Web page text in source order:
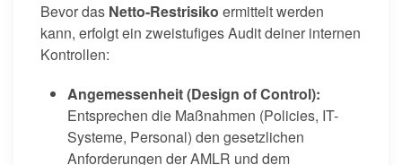
Bevor das Netto-Restrisiko ermittelt werden
kann, erfolgt ein zweistufiges Audit deiner internen
Kontrollen:
Angemessenheit (Design of Control):
Entsprechen die Maßnahmen (Policies, IT-
Systeme, Personal) den gesetzlichen
Anforderungen der AMLR und dem